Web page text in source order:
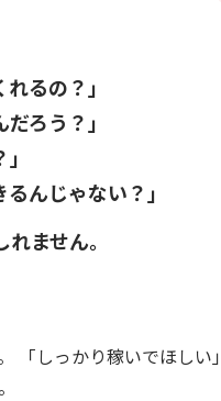
るの？」
ろう？」
んじゃない？」
ません。
「しっかり稼いでほしい